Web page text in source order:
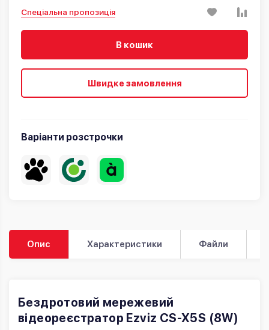
Спеціальна пропозиція
В кошик
Швидке замовлення
Варіанти розстрочки
Опис Характеристики Файли
Бездротовий мережевий
відеореєстратор Ezviz CS-X5S (8W)